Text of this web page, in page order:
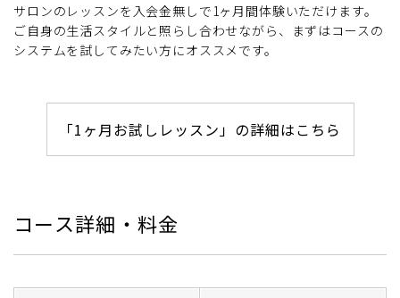
サロンのレッスンを入会金無しで1ヶ月間体験いただけます。
ご自身の生活スタイルと照らし合わせながら、まずはコースの
システムを試してみたい方にオススメです。
「1ヶ月お試しレッスン」の詳細はこちら
コース詳細・料金